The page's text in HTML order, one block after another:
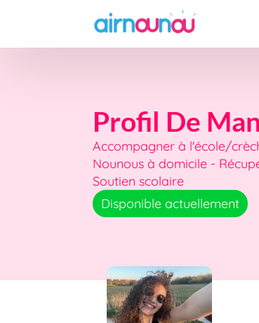
Profil De
Accompagner à l'école/
Nounous à domicile -
Soutien scolaire
Disponible actuellement